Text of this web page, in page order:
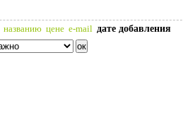
названию цене e-mail дате добавления